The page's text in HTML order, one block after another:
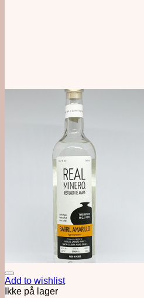
Add to wishlist
Ikke på lager